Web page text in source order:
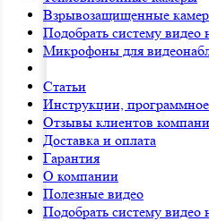
Взрывозащищенные
Подобрать систему
Микрофоны для
Статьи
Инструкции,
Отзывы клиентов
Доставка и оплата
Гарантия
О компании
Полезные видео
Подобрать систему